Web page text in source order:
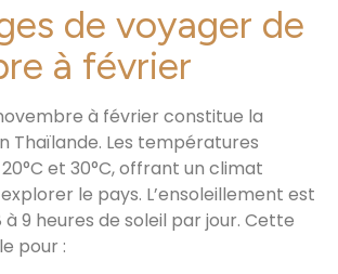
de voyager de
à février
à février constitue la
Thaïlande. Les températures
et 30°C, offrant un climat
le pays. L’ensoleillement est
9 heures de soleil par jour. Cette
pour :